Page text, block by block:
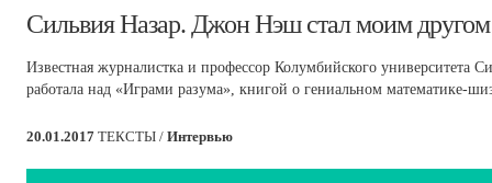
​Сильвия Назар. Джон Нэш стал моим другом
Известная журналистка и профессор Колумбийского университета
работала над «Играми разума», книгой о гениальном математике-
20.01.2017 ТЕКСТЫ / Интервью